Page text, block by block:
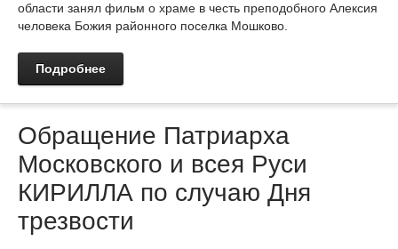
области занял фильм о храме в честь преподобного Алексия
человека Божия районного поселка Мошково.
Подробнее
Обращение Патриарха
Московского и всея Руси
КИРИЛЛА по случаю Дня
трезвости